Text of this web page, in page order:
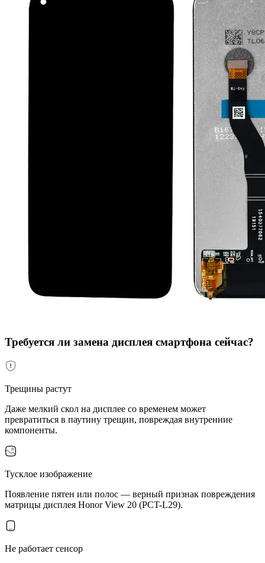
Требуется ли замена дисплея смартфона сейчас?
Трещины растут
Даже мелкий скол на дисплее со временем может
превратиться в паутину трещин, повреждая внутренние
компоненты.
Тусклое изображение
Появление пятен или полос — верный признак повреждения
матрицы дисплея Honor View 20 (PCT-L29).
Не работает сенсор